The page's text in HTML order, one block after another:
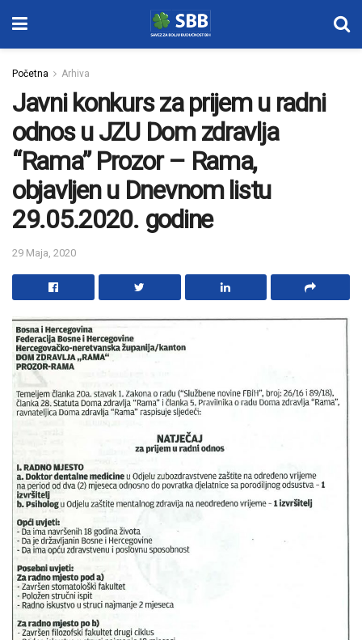
Početna Arhiva
Javni konkurs za prijem u radni
odnos u JZU Dom zdravlja
“Rama” Prozor – Rama,
objavljen u Dnevnom listu
29.05.2020. godine
29 Maja, 2020